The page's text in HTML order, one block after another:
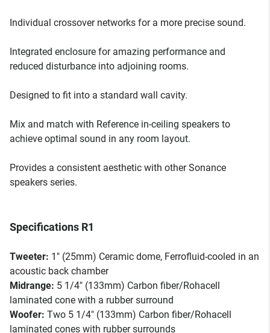
Individual crossover networks for a more precise sound.
Integrated enclosure for amazing performance and
reduced disturbance into adjoining rooms.
Designed to fit into a standard wall cavity.
Mix and match with Reference in-ceiling speakers to
achieve optimal sound in any room layout.
Provides a consistent aesthetic with other Sonance
speakers series.
Specifications R1
Tweeter: 1" (25mm) Ceramic dome, Ferrofluid-cooled in an
acoustic back chamber
Midrange: 5 1/4" (133mm) Carbon fiber/Rohacell
laminated cone with a rubber surround
Woofer: Two 5 1/4" (133mm) Carbon fiber/Rohacell
laminated cones with rubber surrounds